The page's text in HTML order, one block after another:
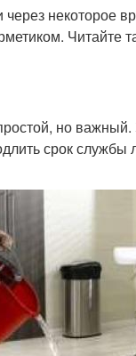
некоторое
Читайте
но
срок службы